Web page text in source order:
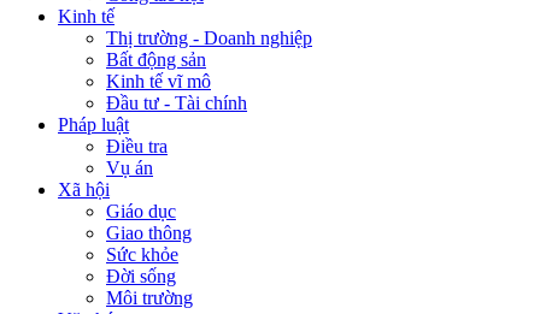
Kinh tế
Thị trường - Doanh nghiệp
Bất động sản
Kinh tế vĩ mô
Đầu tư - Tài chính
Pháp luật
Điều tra
Vụ án
Xã hội
Giáo dục
Giao thông
Sức khỏe
Đời sống
Môi trường